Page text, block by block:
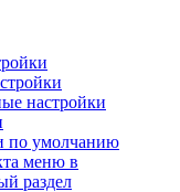
настройки
по умолчанию
меню в
раздел